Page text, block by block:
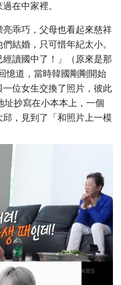
在中家裡。
乖巧，父母也看起來慈祥
結婚，只可惜年紀太小。
讀國中了！」（原來是那
憶道，當時韓國剛剛開始
位女生交換了照片，彼此
址抄寫在小本本上，一個
，見到了「和照片上一模